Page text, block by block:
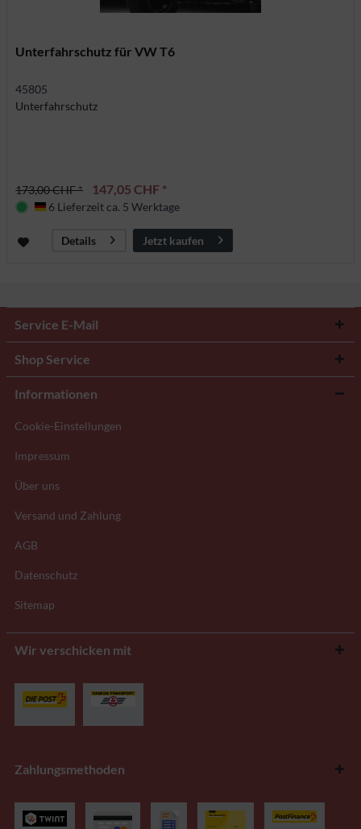
Unterfahrschutz für VW T6
45805
Unterfahrschutz
173,00 CHF * 147,05 CHF *
Deutschland
6 Lieferzeit ca. 5 Werktage
Details Jetzt kaufen
Service E-Mail
Shop Service
Informationen
Cookie-Einstellungen
Impressum
Über uns
Versand und Zahlung
AGB
Datenschutz
Sitemap
Wir verschicken mit
Zahlungsmethoden